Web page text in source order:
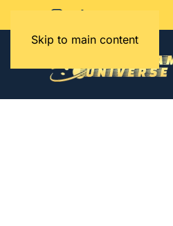
Skip to main content